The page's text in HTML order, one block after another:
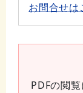
お問合せは
PDFの閲